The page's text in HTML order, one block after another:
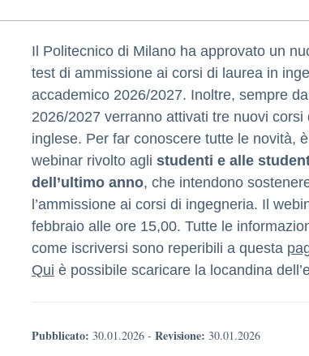
Il Politecnico di Milano ha approvato un
test di ammissione ai corsi di laurea in
accademico 2026/2027. Inoltre, sempre
2026/2027 verranno attivati tre nuovi
inglese. Per far conoscere tutte le novità,
webinar rivolto agli studenti e alle
dell’ultimo anno, che intendono
l’ammissione ai corsi di ingegneria. Il
febbraio alle ore 15,00. Tutte le
come iscriversi sono reperibili a questa
Qui è possibile scaricare la locandina
Pubblicato: 30.01.2026 - Revisione: 30.01.2026